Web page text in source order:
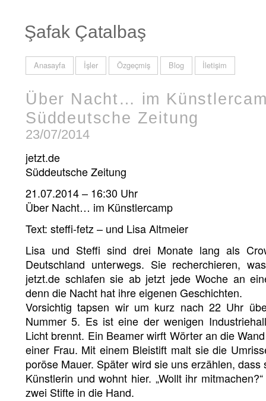
Şafak Çatalbaş
Anasayfa İşler Özgeçmiş Blog İletişim
Über Nacht… im
Süddeutsche Zeitung
23/07/2014
jetzt.de
Süddeutsche Zeitung
21.07.2014 – 16:30 Uhr
Über Nacht… im Künstlercamp
Text: steffi-fetz – und Lisa Altmeier
Lisa und Steffi sind drei Monate lang als
Deutschland unterwegs. Sie recherchieren,
jetzt.de schlafen sie ab jetzt jede Woche an
denn die Nacht hat ihre eigenen Geschichten.
Vorsichtig tapsen wir um kurz nach 22 Uhr
Nummer 5. Es ist eine der wenigen
Licht brennt. Ein Beamer wirft Wörter an die
einer Frau. Mit einem Bleistift malt sie die
poröse Mauer. Später wird sie uns erzählen,
Künstlerin und wohnt hier. „Wollt ihr
zwei Stifte in die Hand.